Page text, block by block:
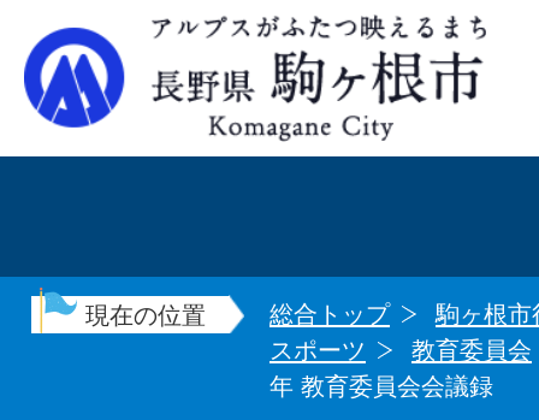
現在の位置 総合トップ
駒ヶ根市
スポーツ
教育委員会
年 教育委員会会議録